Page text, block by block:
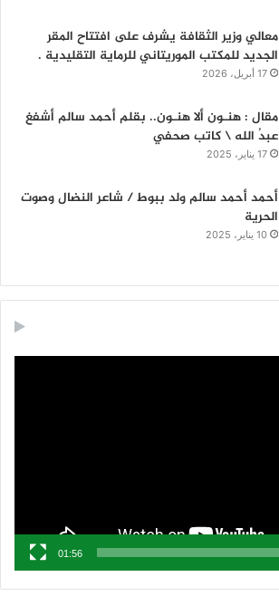
معالي وزير الثقافة يشرف على افتتاح المقر
الجديد للمكتب الموريتاني للرماية التقليدية .
17 أبريل، 2026
مقال : هنـون ألا هنـون.. بقلم أحمد سالم أشفغ
عبدُ الله \ كاتب صحفي
17 يناير، 2025
أحمد أحمد سالم ولد ببوط / شاعر النضال وصوت
الحرية
10 يناير، 2025
01:56